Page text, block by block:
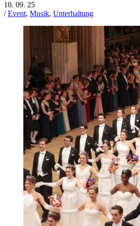
10. 09. 25
/Event, Musik, Unterhaltung